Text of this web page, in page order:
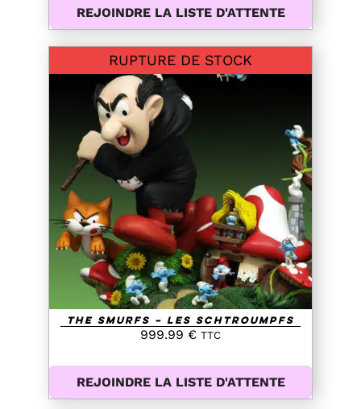
REJOINDRE LA LISTE D'ATTENTE
RUPTURE DE STOCK
DETAILS
The Smurfs – Les Schtroumpfs
999.99 € TTC
REJOINDRE LA LISTE D'ATTENTE